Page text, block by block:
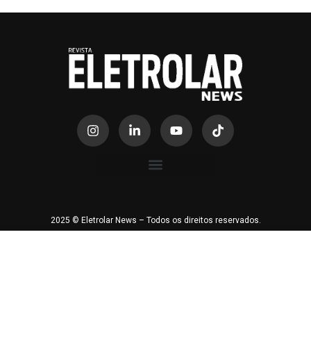
2025 © Eletrolar News – Todos os direitos reservados.